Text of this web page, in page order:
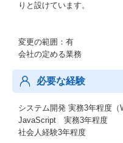
りと設けています。
変更の範囲：有
会社の定める業務
必要な経験
システム開発 実務3年程度（
JavaScript 実務3年程度
社会人経験3年程度